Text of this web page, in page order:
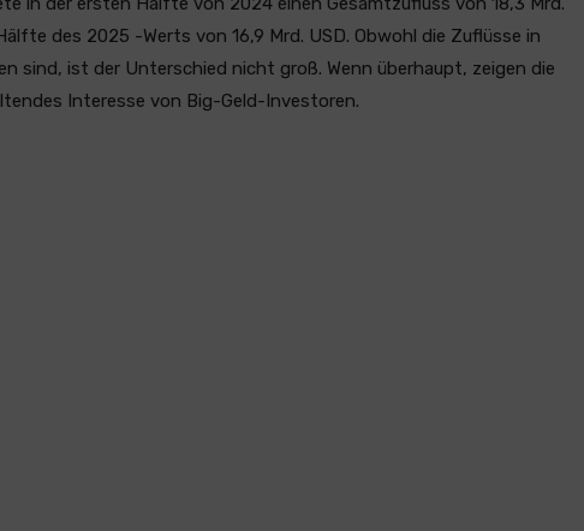
des 2025 -Werts von 16,9 Mrd. USD. Obwohl die Zuflüsse in
sind, ist der Unterschied nicht groß. Wenn überhaupt, zeigen die
Interesse von Big-Geld-Investoren.